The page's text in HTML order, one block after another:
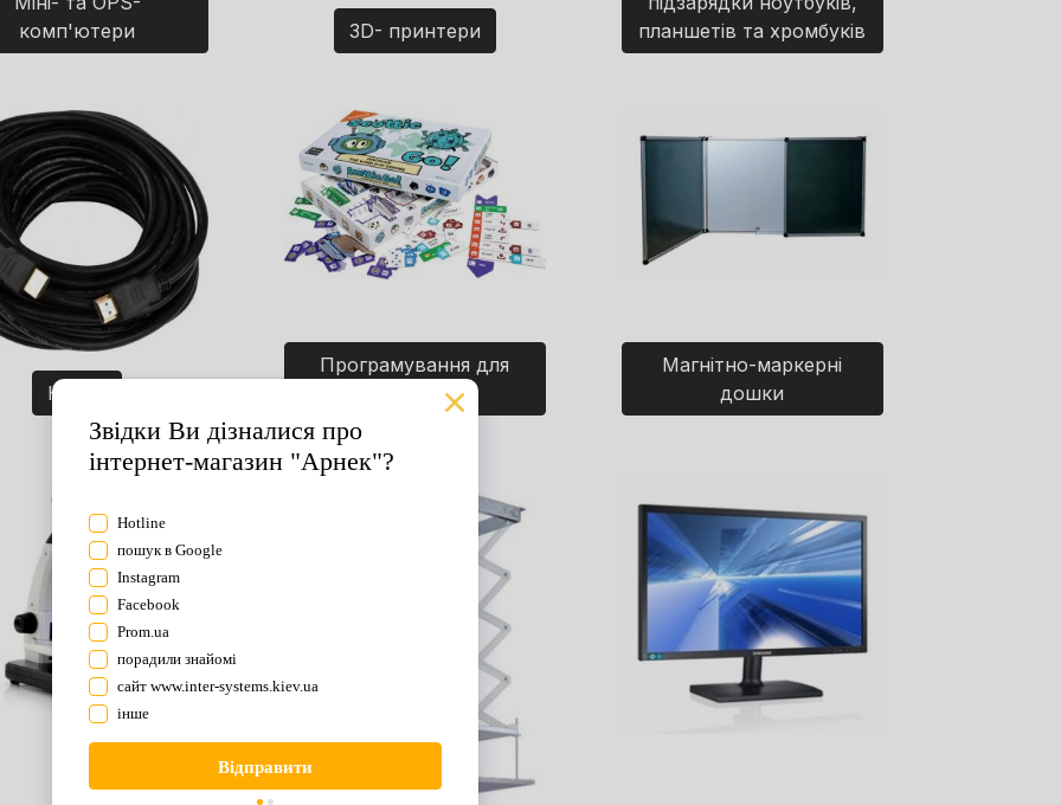
комп'ютери
3D- принтери
планшетів та хромбуків
Кабелі
Програмування для
дітей. Ігри.
Магнітно-маркерні
дошки